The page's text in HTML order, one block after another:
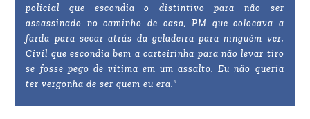
policial que escondia o distintivo para não ser
assassinado no caminho de casa, PM que colocava a
farda para secar atrás da geladeira para ninguém ver,
Civil que escondia bem a carteirinha para não levar tiro
se fosse pego de vítima em um assalto. Eu não queria
ter vergonha de ser quem eu era."